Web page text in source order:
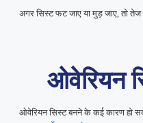
अगर सिस्ट फट जाए या मुड़ जाए, तो तेज
ओवेरियन
ओवेरियन सिस्ट बनने के कई कारण हो